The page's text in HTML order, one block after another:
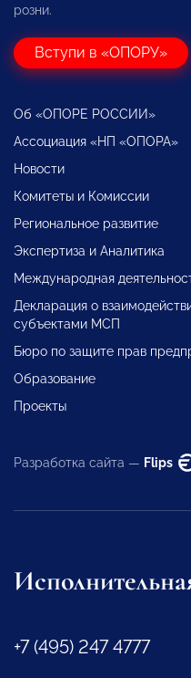
розни.
Вступи в «ОПОРУ»
Об «ОПОРЕ РОССИИ»
Ассоциация «НП «ОПОРА»
Новости
Комитеты и Комиссии
Региональное развитие
Экспертиза и Аналитика
Международная
Декларация о
субъектами МСП
Бюро по защите прав
Образование
Проекты
Разработка сайта — Flips
+7 (495) 247 4777